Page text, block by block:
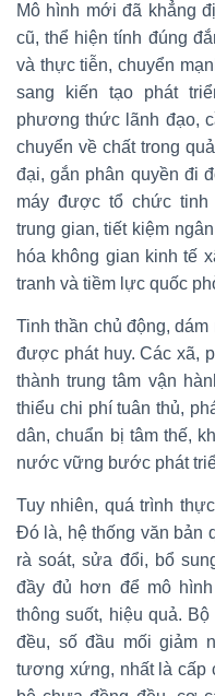
Mô hình mới đã khẳng
cũ, thể hiện tính đúng
và thực tiễn, chuyển
sang kiến tạo phát
phương thức lãnh đạo,
chuyển về chất trong
đại, gắn phân quyền đi
máy được tổ chức tinh
trung gian, tiết kiệm
hóa không gian kinh tế
tranh và tiềm lực quốc
Tinh thần chủ động,
được phát huy. Các xã,
thành trung tâm vận
thiểu chi phí tuân thủ,
dân, chuẩn bị tâm thế,
nước vững bước phát
Tuy nhiên, quá trình
Đó là, hệ thống văn bản
rà soát, sửa đổi, bổ
đầy đủ hơn để mô
thông suốt, hiệu quả.
đều, số đầu mối giảm
tương xứng, nhất là cấp